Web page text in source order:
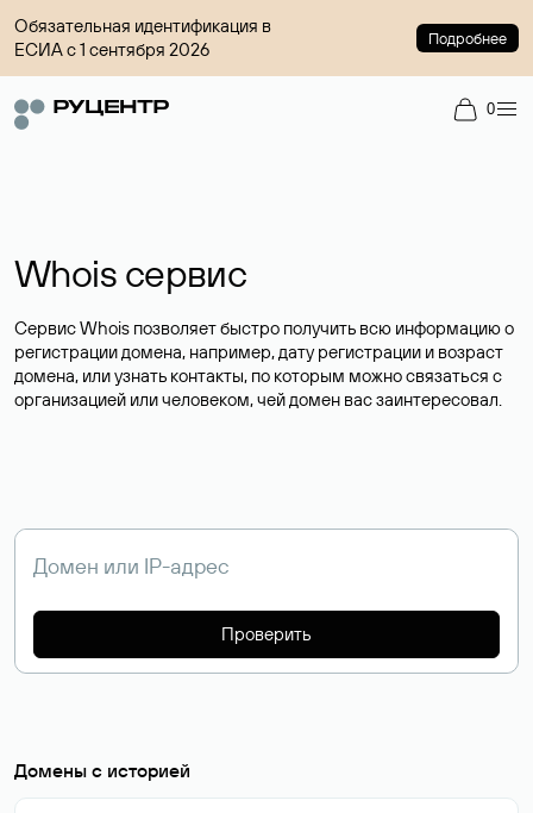
Обязательная идентификация в
ЕСИА с 1 сентября 2026
Подробнее
0
Whois сервис
Сервис Whois позволяет быстро получить всю информацию о
регистрации домена, например, дату регистрации и возраст
домена, или узнать контакты, по которым можно связаться с
организацией или человеком, чей домен вас заинтересовал.
Проверить
Домены с историей